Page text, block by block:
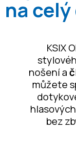
na celý
KSIX
nošení a
můžete
bez